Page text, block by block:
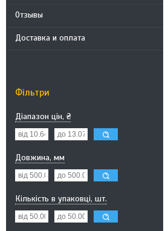
Отзывы
Доставка и оплата
Фільтри
Діапазон цін, ₴
Довжина, мм
Кількість в упаковці, шт.